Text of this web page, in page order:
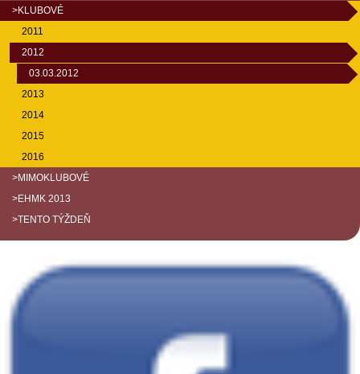
>KLUBOVÉ
2011
2012
03.03.2012
2013
2014
2015
2016
>MIMOKLUBOVÉ
>EHMK 2013
>TENTO TÝŽDEŇ